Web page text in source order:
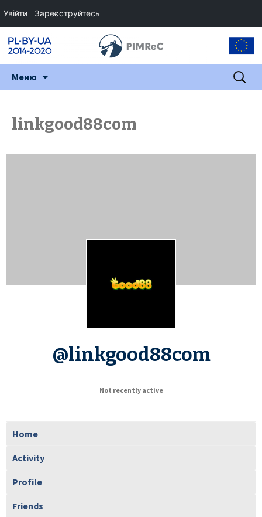
Меню Пошук:
linkgood88com
@linkgood88com
Not recently active
Home
Activity
Profile
Friends
Увійти Зареєструйтесь